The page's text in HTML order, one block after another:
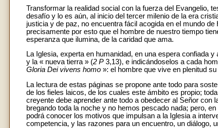
Transformar la realidad social con la fuerza del Evangelio,
desafío y lo es aún, al inicio del tercer milenio de la era
justicia y de paz, no encuentra fácil acogida en el mundo
precisamente por esto que el hombre de nuestro tiempo
esperanza que ilumina, de la caridad que ama.
La Iglesia, experta en humanidad, en una espera confiada
y la « nueva tierra » (2 P 3,13), e indicándoselos a cada
Gloria Dei vivens homo »: el hombre que vive en plenitud
La lectura de estas páginas se propone ante todo para
de los fieles laicos, de los cuales este ámbito es propio;
creyente debe aprender ante todo a obedecer al Señor
bregando toda la noche y no hemos pescado nada; pero,
podrá conocer los motivos que impulsan a la Iglesia a
competencia, y las razones para un encuentro, un diálogo,